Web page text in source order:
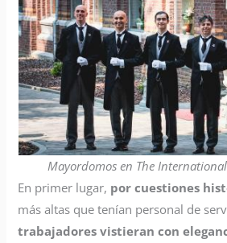
Mayordomos en The
En primer lugar, por cuestiones
más altas que tenían personal de
trabajadores vistieran con